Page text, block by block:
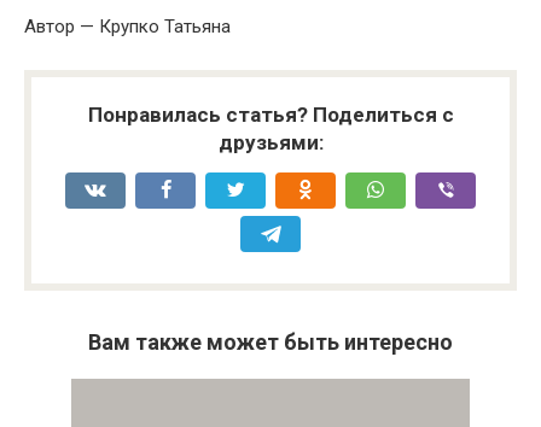
Автор — Крупко Татьяна
Понравилась статья? Поделиться с
друзьями:
Вам также может быть интересно